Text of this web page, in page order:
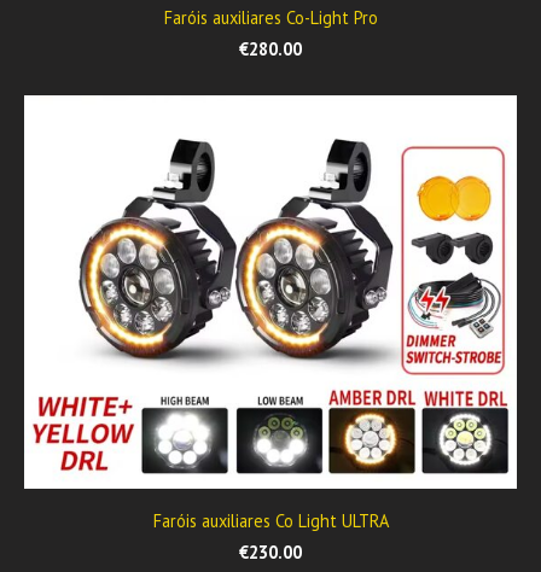
Faróis auxiliares Co-Light Pro
€280.00
Faróis auxiliares Co Light ULTRA
€230.00